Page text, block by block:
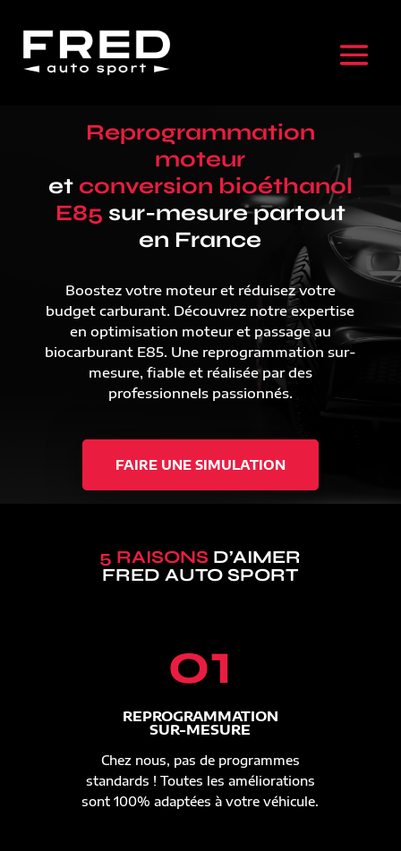
Reprogrammation
moteur
et conversion bioéthanol
E85 sur-mesure partout
en France
Boostez votre moteur et réduisez votre
budget carburant. Découvrez notre expertise
en optimisation moteur et passage au
biocarburant E85. Une reprogrammation sur-
mesure, fiable et réalisée par des
professionnels passionnés.
FAIRE UNE SIMULATION
5 RAISONS D’AIMER
FRED AUTO SPORT
01
REPROGRAMMATION
SUR-MESURE
Chez nous, pas de programmes
standards ! Toutes les améliorations
sont 100% adaptées à votre véhicule.